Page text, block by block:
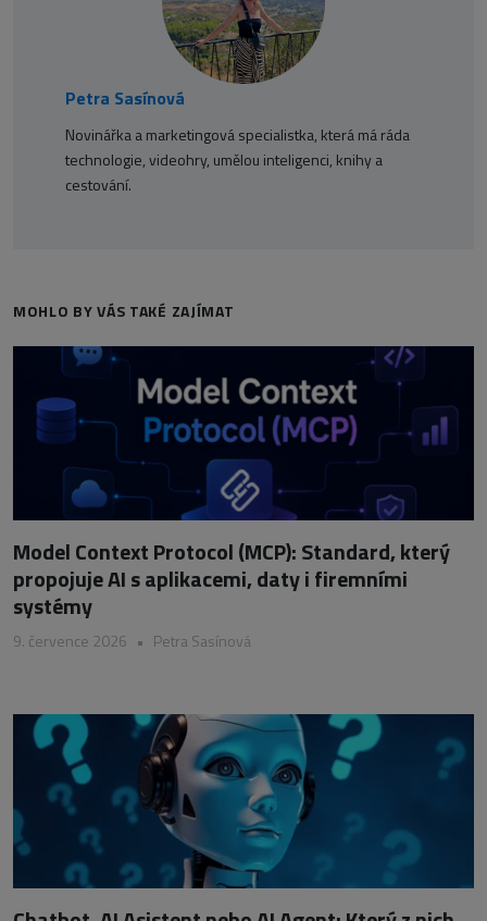
Petra Sasínová
Novinářka a marketingová specialistka, která má ráda
technologie, videohry, umělou inteligenci, knihy a
cestování.
MOHLO BY VÁS TAKÉ ZAJÍMAT
Model Context Protocol (MCP): Standard, který
propojuje AI s aplikacemi, daty i firemními
systémy
9. července 2026 • Petra Sasínová